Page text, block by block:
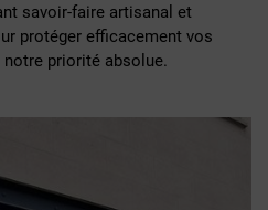
savoir-faire artisanal et
protéger efficacement vos
priorité absolue.